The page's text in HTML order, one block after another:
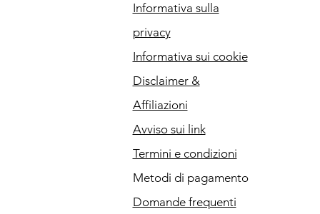
Informativa sulla
privacy
Informativa sui cookie
Disclaimer &
Affiliazioni
Avviso sui link
Termini e condizioni
Metodi di pagamento
Domande frequenti